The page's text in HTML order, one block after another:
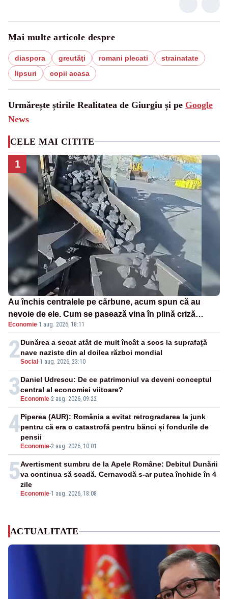
Mai multe articole despre
diaspora greutăţi romani plecati
strainatate
lipsuri
copii acasa
Urmărește știrile Realitatea de Giurgiu și pe Google
News
CELE MAI CITITE
1
Au închis centralele pe cărbune, acum spun că au
nevoie de ele. Cum se pasează vina în plină criză
energetică
Economie·1 aug. 2026, 18:11
2Social -1 aug. 2026, 23:10
Dunărea a secat atât de mult încât a scos la suprafață
nave naziste din al doilea război mondial
3 Economie-2 aug. 2026, 09:22
Daniel Udrescu: De ce patrimoniul va deveni conceptul
central al economiei viitoare?
4
Economie-2 aug. 2026, 10:01
Piperea (AUR): România a evitat retrogradarea la junk
pentru că era o catastrofă pentru bănci și fondurile de
pensii
5
Economie-1 aug. 2026, 18:08
Avertisment sumbru de la Apele Române: Debitul Dunării
va continua să scadă. Cernavodă s-ar putea închide în 4
zile
ACTUALITATE